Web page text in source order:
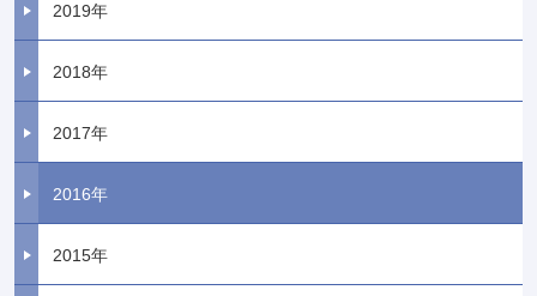
2019年
2018年
2017年
2016年
2015年